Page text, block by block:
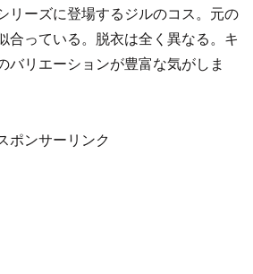
リーズに登場するジルのコス。元の
合っている。脱衣は全く異なる。キ
バリエーションが豊富な気がしま
ポンサーリンク